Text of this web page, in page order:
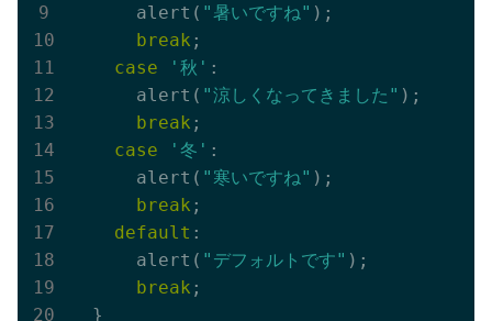
      alert(
"暑いですね" );
break ;
case
'秋' :
      alert(
"涼しくなってきました" );
break ;
case
'冬' :
      alert(
"寒いですね" );
break ;
default :
      alert(
"デフォルトです" );
break ;
  }